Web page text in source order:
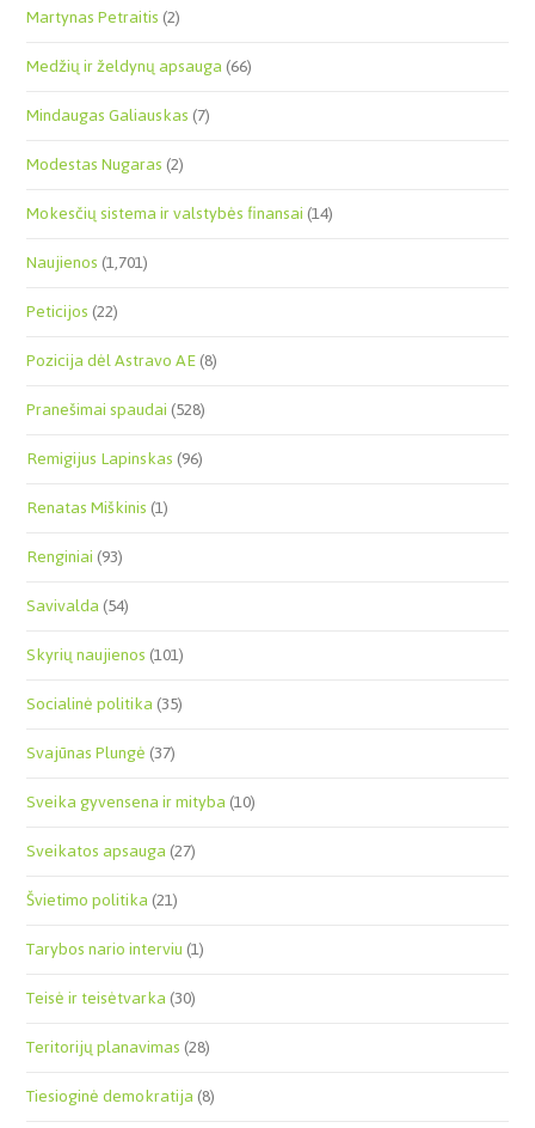
Martynas Petraitis(2)
Medžių ir želdynų apsauga(66)
Mindaugas Galiauskas(7)
Modestas Nugaras(2)
Mokesčių sistema ir valstybės finansai(14)
Naujienos(1,701)
Peticijos(22)
Pozicija dėl Astravo AE(8)
Pranešimai spaudai(528)
Remigijus Lapinskas(96)
Renatas Miškinis(1)
Renginiai(93)
Savivalda(54)
Skyrių naujienos(101)
Socialinė politika(35)
Svajūnas Plungė(37)
Sveika gyvensena ir mityba(10)
Sveikatos apsauga(27)
Švietimo politika(21)
Tarybos nario interviu(1)
Teisė ir teisėtvarka(30)
Teritorijų planavimas(28)
Tiesioginė demokratija(8)